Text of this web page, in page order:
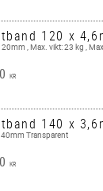
120 x
, Max. vikt: 23 kg ,
KR
140 x
Transparent
KR